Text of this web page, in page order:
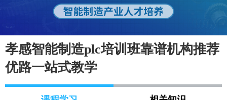
孝感智能制造plc培训班靠谱机构推荐
优路一站式教学